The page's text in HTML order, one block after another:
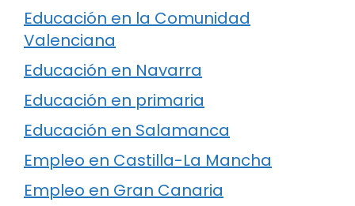
Educación en la Comunidad
Valenciana
Educación en Navarra
Educación en primaria
Educación en Salamanca
Empleo en Castilla-La Mancha
Empleo en Gran Canaria